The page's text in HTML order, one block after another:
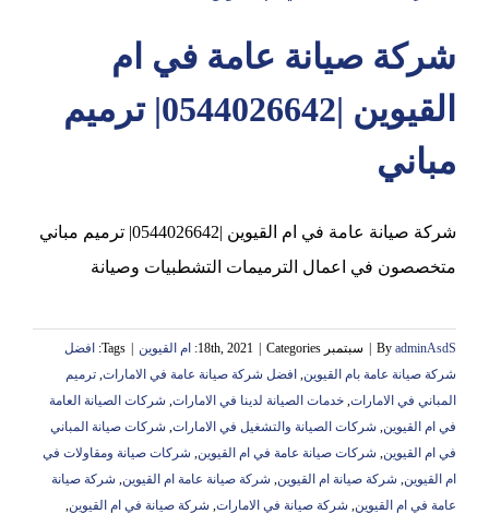
شركة صيانة عامة في ام
القيوين |0544026642| ترميم
مباني
شركة صيانة عامة في ام القيوين |0544026642| ترميم مباني
متخصصون في اعمال الترميمات التشطبيات وصيانة
By adminAsdS سبتمبر 18th, 2021 Categories: ام القيوين Tags:
‏افضل
شركة صيانة عامة بام القيوين, افضل شركة صيانة عامة في الامارات, ترميم
المباني في الامارات, خدمات الصيانة لدينا في الامارات, شركات الصيانة العامة
في ام القيوين, شركات الصيانة والتشغيل في الامارات, شركات صيانة المباني
في ام القيوين, شركات صيانة عامة في ام القيوين, ‏شركات صيانة ومقاولات في
ام القيوين, شركة صيانة ام القيوين, شركة صيانة عامة ام القيوين, شركة صيانة
عامة في ام القيوين, شركة صيانة في الامارات, شركة صيانة في ام القيوين,